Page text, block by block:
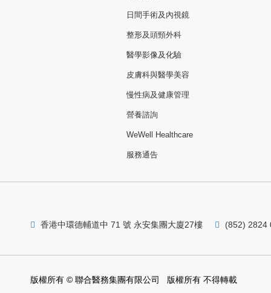
日間手術及內視鏡
整形及頭頸外科
醫學影像及化驗
皮膚科與醫學美容
慢性病及健康管理
營養諮詢
WeWell Healthcare
服務通告
香港中環德輔道中 71 號 永安集團大廈27樓 (852) 2824
版權所有 © 聯合醫務集團有限公司 版權所有 不得轉載